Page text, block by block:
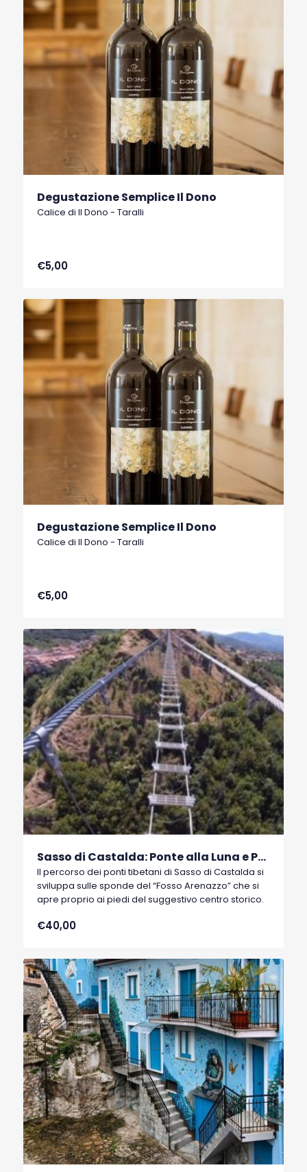
Degustazione Semplice Il Dono
Calice di Il Dono - Taralli
€5,00
Degustazione Semplice Il Dono
Calice di Il Dono - Taralli
€5,00
Sasso di Castalda: Ponte alla Luna e Ponte Petrarca con degustazione
Il percorso dei ponti tibetani di Sasso di Castalda si
sviluppa sulle sponde del “Fosso Arenazzo” che si
apre proprio ai piedi del suggestivo centro storico.
€40,00